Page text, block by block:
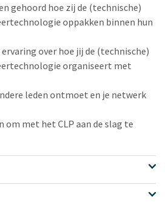
gehoord hoe zij de (technische)
oppakken binnen hun
over hoe jij de (technische)
organiseert met
leden ontmoet en je netwerk
om met het CLP aan de slag te